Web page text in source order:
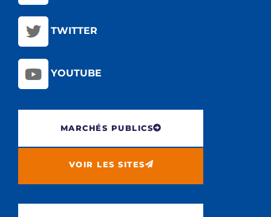
TWITTER
YOUTUBE
MARCHÉS PUBLICS
VOIR LES SITES